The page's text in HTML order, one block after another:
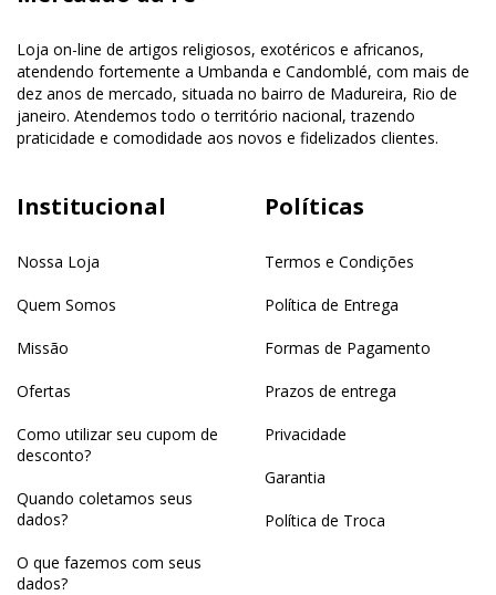
Loja on-line de artigos religiosos, exotéricos e africanos,
atendendo fortemente a Umbanda e Candomblé, com mais de
dez anos de mercado, situada no bairro de Madureira, Rio de
janeiro. Atendemos todo o território nacional, trazendo
praticidade e comodidade aos novos e fidelizados clientes.
Institucional
Nossa Loja
Quem Somos
Missão
Ofertas
Como utilizar seu cupom de
desconto?
Quando coletamos seus
dados?
O que fazemos com seus
dados?
Políticas
Termos e Condições
Política de Entrega
Formas de Pagamento
Prazos de entrega
Privacidade
Garantia
Política de Troca